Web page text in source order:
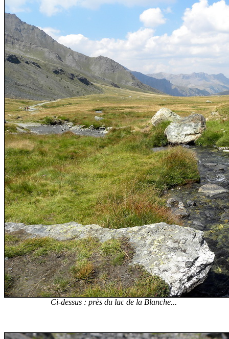
Ci-dessus : près du lac de la Blanche...